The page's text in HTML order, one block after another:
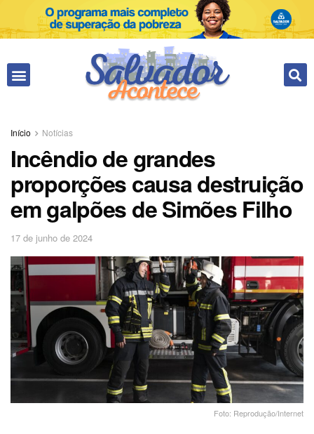
Início Notícias
Incêndio de grandes
proporções causa destruição
em galpões de Simões Filho
17 de junho de 2024
Foto: Reprodução/Internet